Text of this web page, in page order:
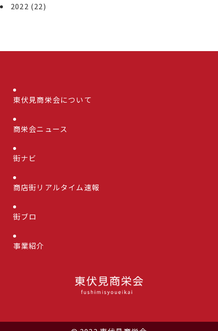
2022 (22)
東伏見商栄会について
商栄会ニュース
街ナビ
商店街リアルタイム速報
街ブロ
事業紹介